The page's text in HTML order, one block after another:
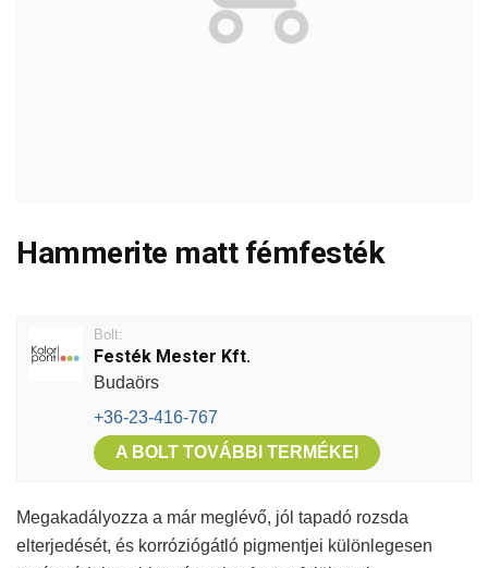
Hammerite matt fémfesték
Bolt:
Festék Mester Kft.
Budaörs
+36-23-416-767
A BOLT TOVÁBBI TERMÉKEI
Megakadályozza a már meglévő, jól tapadó rozsda
elterjedését, és korróziógátló pigmentjei különlegesen